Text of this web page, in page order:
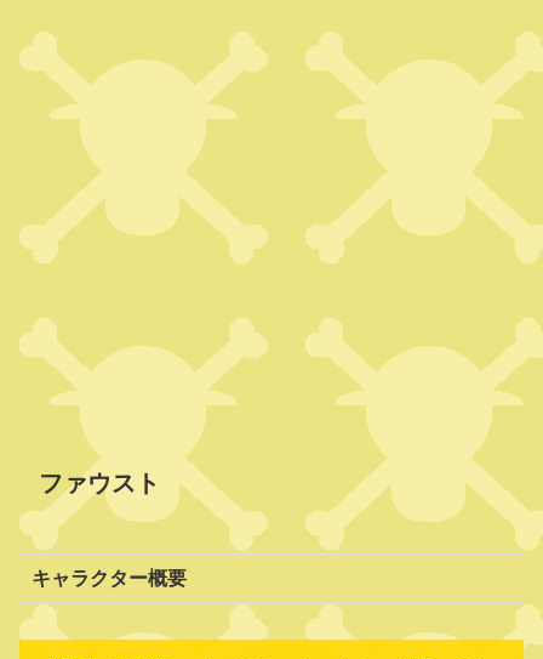
ファウスト
キャラクター概要